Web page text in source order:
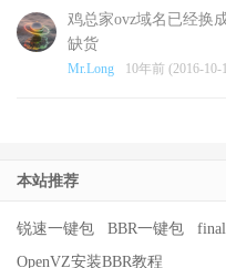
鸡总家ovz域名已经换
缺货
Mr.Long 10年前 (2016-10-
本站推荐
锐速一键包 BBR一键包
OpenVZ安装BBR教程